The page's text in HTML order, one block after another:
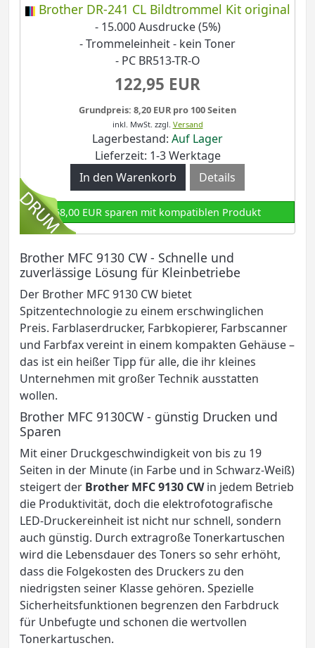
Brother DR-241 CL Bildtrommel Kit original
- 15.000 Ausdrucke (5%)
- Trommeleinheit - kein Toner
- PC BR513-TR-O
122,95 EUR
Grundpreis: 8,20 EUR pro 100 Seiten
inkl. MwSt. zzgl. Versand
Lagerbestand: Auf Lager
Lieferzeit: 1-3 Werktage
Details
68,00 EUR sparen mit kompatiblen Produkt
Brother MFC 9130 CW - Schnelle und
zuverlässige Lösung für Kleinbetriebe
Der Brother MFC 9130 CW bietet
Spitzentechnologie zu einem erschwinglichen
Preis. Farblaserdrucker, Farbkopierer, Farbscanner
und Farbfax vereint in einem kompakten Gehäuse –
das ist ein heißer Tipp für alle, die ihr kleines
Unternehmen mit großer Technik ausstatten
wollen.
Brother MFC 9130CW - günstig Drucken und
Sparen
Mit einer Druckgeschwindigkeit von bis zu 19
Seiten in der Minute (in Farbe und in Schwarz-Weiß)
steigert der Brother MFC 9130 CWin jedem Betrieb
die Produktivität, doch die elektrofotografische
LED-Druckereinheit ist nicht nur schnell, sondern
auch günstig. Durch extragroße Tonerkartuschen
wird die Lebensdauer des Toners so sehr erhöht,
dass die Folgekosten des Druckers zu den
niedrigsten seiner Klasse gehören. Spezielle
Sicherheitsfunktionen begrenzen den Farbdruck
für Unbefugte und schonen die wertvollen
Tonerkartuschen.